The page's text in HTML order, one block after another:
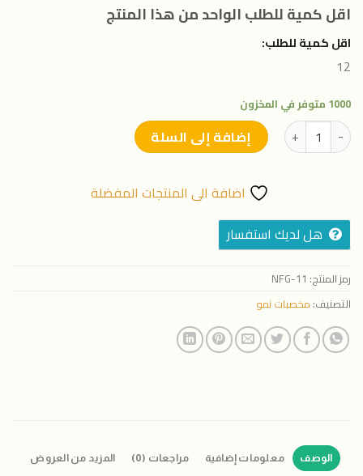
اقل كمية للطلب الواحد من هذا المنتج
اقل كمية للطلب:
12
1000 متوفر في المخزون
كمية جاردينيا رابيدو 2.5 كيلو ( 12 عبوه)إضافة إلى السلة
اضافة الى المنتجات المفضلة
هل لديك استفسار
رمز المنتج: NFG-11
التصنيف: مخصبات نمو
الوصف معلومات إضافية مراجعات (0) المزيد من العروض